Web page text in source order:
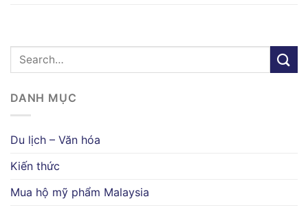
DANH MỤC
Du lịch – Văn hóa
Kiến thức
Mua hộ mỹ phẩm Malaysia